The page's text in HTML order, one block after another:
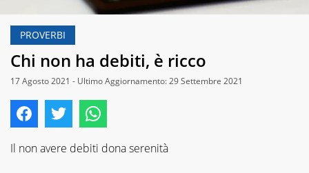
PROVERBI
Chi non ha debiti, è ricco
17 Agosto 2021 - Ultimo Aggiornamento: 29 Settembre 2021
Il non avere debiti dona serenità